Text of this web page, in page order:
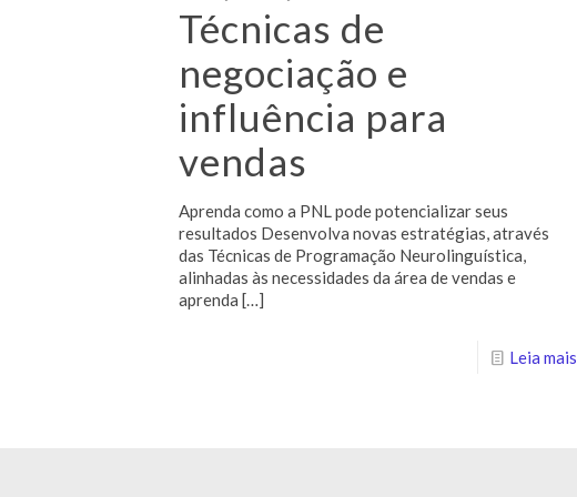
Técnicas de
negociação e
influência para
vendas
Aprenda como a PNL pode potencializar seus
resultados Desenvolva novas estratégias, através
das Técnicas de Programação Neurolinguística,
alinhadas às necessidades da área de vendas e
aprenda […]
Leia mais